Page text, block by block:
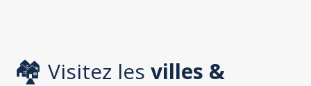
🏘️ Visitez les villes &